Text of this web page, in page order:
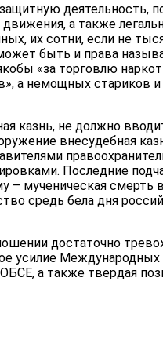
деятельность,
а также
их сотни, если не
быть и права
«за торговлю
а немощных стариков и
казнь, не должно
внесудебная
Последние
– мученическая смерть
средь бела дня
достаточно
усилие
а также твердая